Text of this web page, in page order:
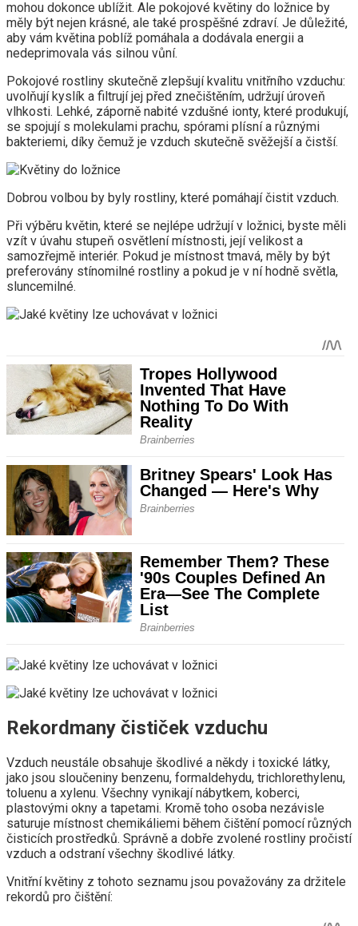
mohou dokonce ublížit. Ale pokojové květiny do ložnice by
měly být nejen krásné, ale také prospěšné zdraví. Je důležité,
aby vám květina poblíž pomáhala a dodávala energii a
nedeprimovala vás silnou vůní.
Pokojové rostliny skutečně zlepšují kvalitu vnitřního vzduchu:
uvolňují kyslík a filtrují jej před znečištěním, udržují úroveň
vlhkosti. Lehké, záporně nabité vzdušné ionty, které produkují,
se spojují s molekulami prachu, spórami plísní a různými
bakteriemi, díky čemuž je vzduch skutečně svěžejší a čistší.
Dobrou volbou by byly rostliny, které pomáhají čistit vzduch.
Při výběru květin, které se nejlépe udržují v ložnici, byste měli
vzít v úvahu stupeň osvětlení místnosti, její velikost a
samozřejmě interiér. Pokud je místnost tmavá, měly by být
preferovány stínomilné rostliny a pokud je v ní hodně světla,
sluncemilné.
Rekordmany čističek vzduchu
Vzduch neustále obsahuje škodlivé a někdy i toxické látky,
jako jsou sloučeniny benzenu, formaldehydu, trichlorethylenu,
toluenu a xylenu. Všechny vynikají nábytkem, koberci,
plastovými okny a tapetami. Kromě toho osoba nezávisle
saturuje místnost chemikáliemi během čištění pomocí různých
čisticích prostředků. Správně a dobře zvolené rostliny pročistí
vzduch a odstraní všechny škodlivé látky.
Vnitřní květiny z tohoto seznamu jsou považovány za držitele
rekordů pro čištění: